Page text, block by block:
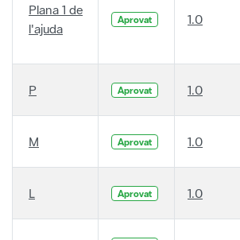
Plana 1 de
l'ajuda
Aprovat 1.0
P Aprovat 1.0
M Aprovat 1.0
L Aprovat 1.0